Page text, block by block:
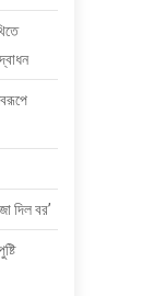
দিল বর’